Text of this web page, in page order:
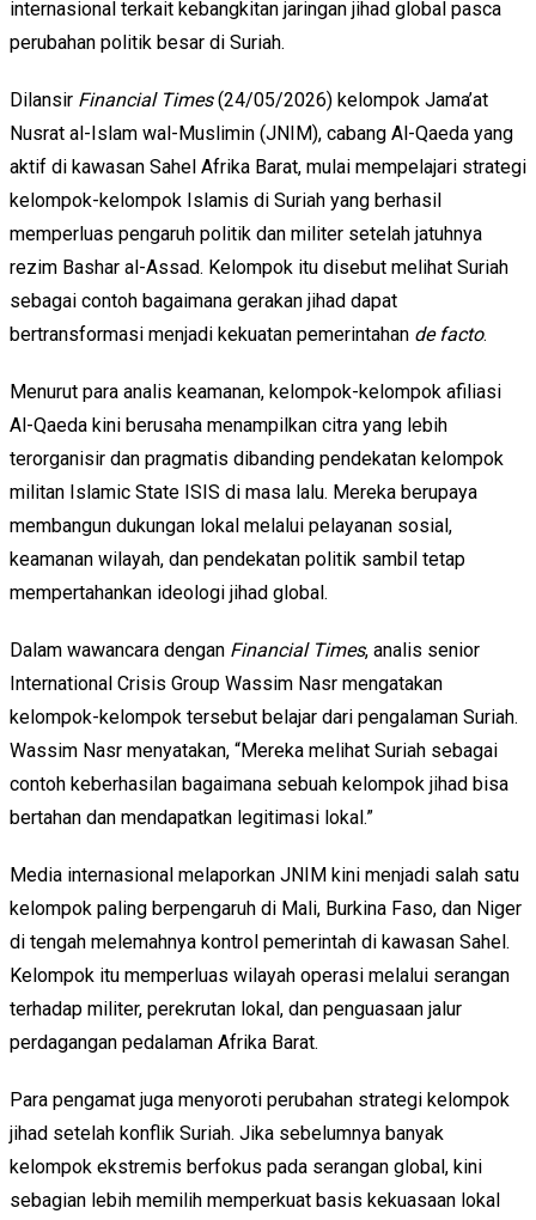
internasional terkait kebangkitan jaringan jihad global pasca
perubahan politik besar di Suriah.
Dilansir Financial Times(24/05/2026) kelompok Jama’at
Nusrat al-Islam wal-Muslimin (JNIM), cabang Al-Qaeda yang
aktif di kawasan Sahel Afrika Barat, mulai mempelajari strategi
kelompok-kelompok Islamis di Suriah yang berhasil
memperluas pengaruh politik dan militer setelah jatuhnya
rezim Bashar al-Assad. Kelompok itu disebut melihat Suriah
sebagai contoh bagaimana gerakan jihad dapat
bertransformasi menjadi kekuatan pemerintahan de facto.
Menurut para analis keamanan, kelompok-kelompok afiliasi
Al-Qaeda kini berusaha menampilkan citra yang lebih
terorganisir dan pragmatis dibanding pendekatan kelompok
militan Islamic State ISIS di masa lalu. Mereka berupaya
membangun dukungan lokal melalui pelayanan sosial,
keamanan wilayah, dan pendekatan politik sambil tetap
mempertahankan ideologi jihad global.
Dalam wawancara dengan Financial Times, analis senior
International Crisis Group Wassim Nasr mengatakan
kelompok-kelompok tersebut belajar dari pengalaman Suriah.
Wassim Nasr menyatakan, “Mereka melihat Suriah sebagai
contoh keberhasilan bagaimana sebuah kelompok jihad bisa
bertahan dan mendapatkan legitimasi lokal.”
Media internasional melaporkan JNIM kini menjadi salah satu
kelompok paling berpengaruh di Mali, Burkina Faso, dan Niger
di tengah melemahnya kontrol pemerintah di kawasan Sahel.
Kelompok itu memperluas wilayah operasi melalui serangan
terhadap militer, perekrutan lokal, dan penguasaan jalur
perdagangan pedalaman Afrika Barat.
Para pengamat juga menyoroti perubahan strategi kelompok
jihad setelah konflik Suriah. Jika sebelumnya banyak
kelompok ekstremis berfokus pada serangan global, kini
sebagian lebih memilih memperkuat basis kekuasaan lokal